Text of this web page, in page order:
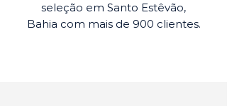
seleção em Santo Estêvão,
Bahia com mais de 900 clientes.